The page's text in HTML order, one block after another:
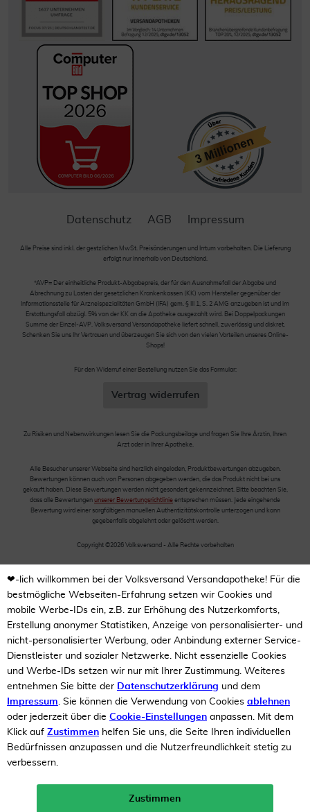
Neukunden-Rabatt ab 49€!
Datenschutz AGB Impressum
Alle Preise sind inkl. der gestzlichen MwSt. Preisänderungen und Irrtum vorbehalten. Die Lieferung
erfolgt nur innerhalb von Deutschland.
*AVP= Der einheitliche Produkt-Abgabepreis, der für den Ausnahmefall der Abgabe und
Abrechnung zu Lasten der gesetzlichen Krankenkassen (KK) vom Hersteller gegenüber der
Informationsstelle für Arzneispezialitäten GmbH (IFA) gem. § III 1, S. 2 AMG anzugeben ist und im
Erstattungsfall abzügl. 5% von der KK an die Apotheke ausgezahlt wird. Bei Doppelpackungen
Summe der Einzel-AVP. Volksversand Versandapotheke liefert schnell, zuverlässig und diskret.
Schenken Sie uns Ihr Vertrauen und überzeugen Sie sich von den vielen Vorteilen unseres Online-
Shops!
Für den Widerruf einer Bestellung nutzen Sie das Formular:
Vertrag widerrufen
Zu Risiken und Nebenwirkungen lesen Sie die Packungsbeilage und fragen Sie Ihre Ärztin, Ihren
Arzt oder in Ihrer Apotheke.
Alle Besucher unserer Webseite sind herzlich eingeladen, Produktbewertungen abzugeben.
Bewertungen können auch von Personen abgegeben werden, die das Produkt nicht bei uns
gekauft haben. Diese Bewertungen werden nicht gesondert gekennzeichnet. Bitte beachten Sie,
dass alle Bewertungen unserer Bewertungsrichtlinie entsprechen müssen. Jede eingehende
Bewertung wird einer sorgfältigen manuellen Authentizitätskontrolle unterzogen und kann
gegebenfalls abgelehnt oder gelöscht werden.
Copyright ©2026 Volksversand - Alle Rechte vorbehalten
❤-lich willkommen bei der Volksversand Versandapotheke! Für die
bestmögliche Webseiten-Erfahrung setzen wir Cookies und
mobile Werbe-IDs ein, z.B. zur Erhöhung des Nutzerkomforts,
Erstellung anonymer Statistiken, Anzeige von personalisierter- und
nicht-personalisierter Werbung, oder Anbindung externer Service-
Dienstleister und sozialer Netzwerke. Nicht essenzielle Cookies
und Werbe-IDs setzen wir nur mit Ihrer Zustimmung. Weiteres
entnehmen Sie bitte der Datenschutzerklärung und dem
Impressum. Sie können die Verwendung von Cookies ablehnen
oder jederzeit über die Cookie-Einstellungen anpassen. Mit dem
Klick auf Zustimmen helfen Sie uns, die Seite Ihren individuellen
Bedürfnissen anzupassen und die Nutzerfreundlichkeit stetig zu
verbessern.
Zustimmen